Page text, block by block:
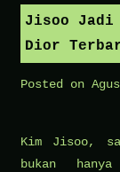
Jisoo Jadi
Dior
Posted on
Kim Jisoo,
bukan